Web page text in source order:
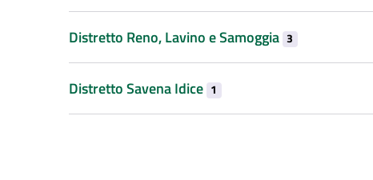
Distretto Reno, Lavino e Samoggia 3
Distretto Savena Idice 1